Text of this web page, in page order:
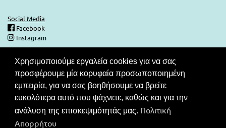
Social Media
Facebook
Instagram
Ασφάλεια Συναλλαγών
Στις τιμές του καταλόγου μας περιλαμβάνεται ΦΠΑ. Ο καταναλωτής
έχει το δικαίωμα να μην πληρώσει εάν δεν λάβει το νόμιμο
παραστατικό στοιχείο (απόδειξη ή τιμολόγιο).Συνεργαζόμενες
τράπεζες για τις συναλλαγές σας.
Χρησιμοποιούμε εργαλεία cookies για να σας
προσφέρουμε μία κορυφαία προσωποποιημένη
εμπειρία, για να σας βοηθήσουμε να βρείτε
ευκολότερα αυτό που ψάχνετε, καθώς και για την
ανάλυση της επισκεψιμότητάς μας. Πολιτική
Απορρήτου